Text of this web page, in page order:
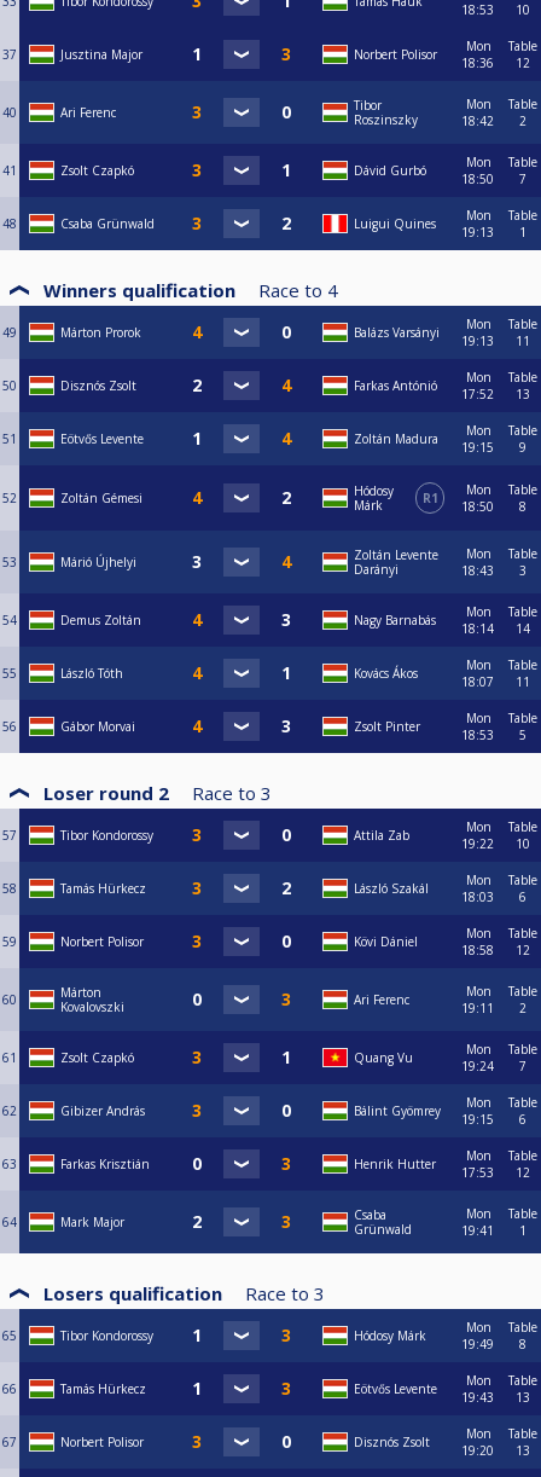
18:53
10
37 Jusztina Major Norbert Polisor
Mon
18:36
Table
12
40 Ari Ferenc
Tibor
Roszinszky
Mon
18:42
Table
2
41 Zsolt Czapkó Dávid Gurbó
Mon
18:50
Table
7
48 Csaba Grünwald Luigui Quines
Mon
19:13
Table
1
Winners qualification Race to 4
49 Márton Prorok Balázs Varsányi
Mon
19:13
Table
11
50 Disznós Zsolt Farkas Antónió
Mon
17:52
Table
13
51 Eötvős Levente Zoltán Madura
Mon
19:15
Table
9
52 Zoltán Gémesi
Hódosy
Márk
R1
Mon
18:50
Table
8
53 Márió Újhelyi
Zoltán Levente
Darányi
Mon
18:43
Table
3
54 Demus Zoltán Nagy Barnabás
Mon
18:14
Table
14
55 László Tóth Kovács Ákos
Mon
18:07
Table
11
56 Gábor Morvai Zsolt Pinter
Mon
18:53
Table
5
Loser round 2 Race to 3
57 Tibor Kondorossy Attila Zab
Mon
19:22
Table
10
58 Tamás Hürkecz László Szakál
Mon
18:03
Table
6
59 Norbert Polisor Kövi Dániel
Mon
18:58
Table
12
60
Márton
Kovalovszki
Ari Ferenc
Mon
19:11
Table
2
61 Zsolt Czapkó Quang Vu
Mon
19:24
Table
7
62 Gibizer András Bálint Gyömrey
Mon
19:15
Table
6
63 Farkas Krisztián Henrik Hutter
Mon
17:53
Table
12
64 Mark Major
Csaba
Grünwald
Mon
19:41
Table
1
Losers qualification Race to 3
65 Tibor Kondorossy Hódosy Márk
Mon
19:49
Table
8
66 Tamás Hürkecz Eötvős Levente
Mon
19:43
Table
13
67 Norbert Polisor Disznós Zsolt
Mon
19:20
Table
13